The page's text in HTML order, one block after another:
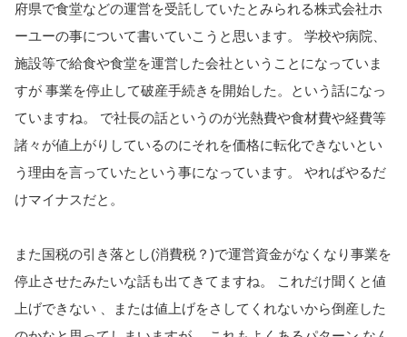
府県で食堂などの運営を受託していたとみられる株式会社ホ
ーユーの事について書いていこうと思います。 学校や病院、
施設等で給食や食堂を運営した会社ということになっていま
すが 事業を停止して破産手続きを開始した。という話になっ
ていますね。 で社長の話というのが光熱費や食材費や経費等
諸々が値上がりしているのにそれを価格に転化できないとい
う理由を言っていたという事になっています。 やればやるだ
けマイナスだと。
また国税の引き落とし(消費税？)で運営資金がなくなり事業を
停止させたみたいな話も出てきてますね。 これだけ聞くと値
上げできない 、または値上げをさしてくれないから倒産した